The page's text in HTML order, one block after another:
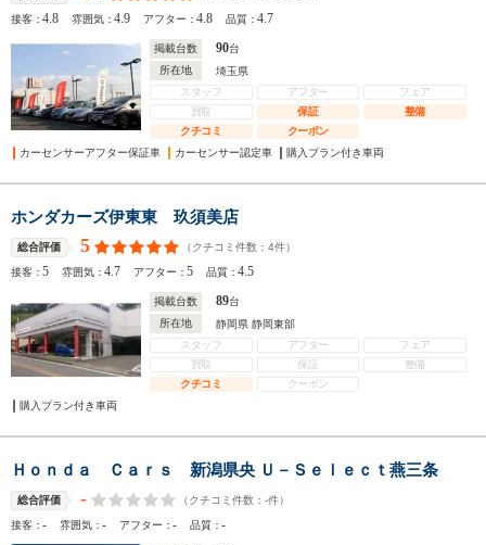
接客：4.8 雰囲気：4.9 アフター：4.8 品質：4.7
掲載台数 90台
所在地
埼玉県
スタッフ
アフター
フェア
買取
保証
整備
クチコミ
クーポン
カーセンサーアフター保証車
カーセンサー認定車 購入プラン付き車両
ホンダカーズ伊東東 玖須美店
総合評価 5 （クチコミ件数： 4件）
接客：5 雰囲気：4.7 アフター：5 品質：4.5
掲載台数 89台
所在地
静岡県 静岡東部
スタッフ
アフター
フェア
買取
保証
整備
クチコミ
クーポン
購入プラン付き車両
Ｈｏｎｄａ Ｃａｒｓ 新潟県央 Ｕ－Ｓｅｌｅｃｔ燕三条
総合評価 - （クチコミ件数： -件）
接客：- 雰囲気：- アフター：- 品質：-